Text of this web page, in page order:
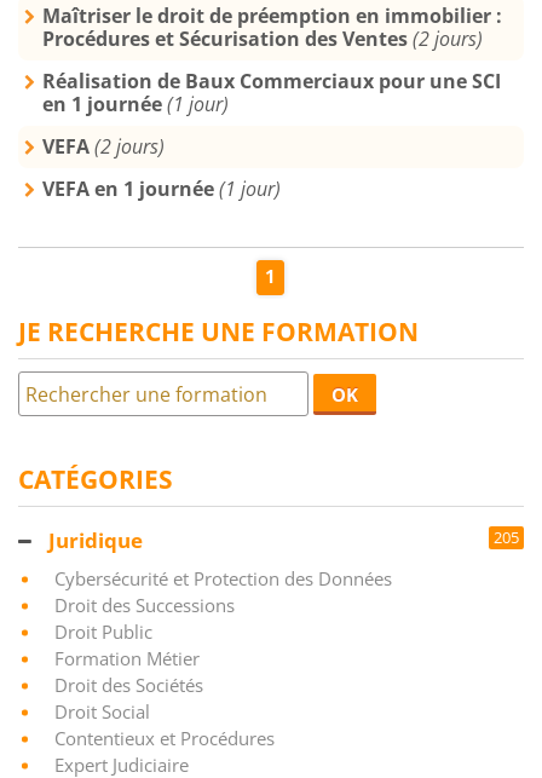
Maîtriser le droit de préemption en immobilier :
Procédures et Sécurisation des Ventes(2 jours)
Réalisation de Baux Commerciaux pour une SCI
en 1 journée(1 jour)
VEFA(2 jours)
VEFA en 1 journée(1 jour)
1
JE RECHERCHE UNE FORMATION
OK
CATÉGORIES
Juridique 205
Cybersécurité et Protection des Données
Droit des Successions
Droit Public
Formation Métier
Droit des Sociétés
Droit Social
Contentieux et Procédures
Expert Judiciaire